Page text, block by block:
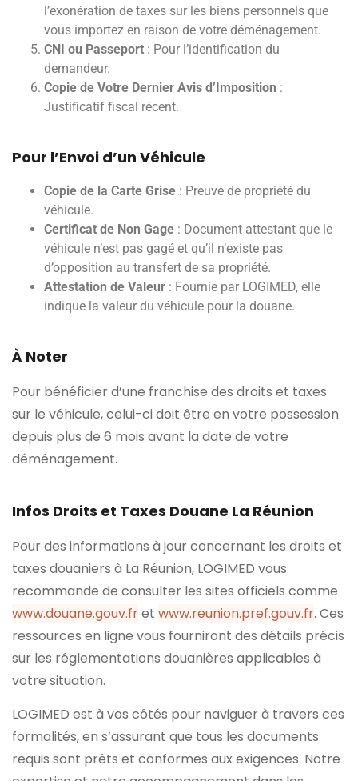
l’exonération de taxes sur les biens personnels que
vous importez en raison de votre déménagement.
CNI ou Passeport : Pour l’identification du
demandeur.
Copie de Votre Dernier Avis d’Imposition :
Justificatif fiscal récent.
Pour l’Envoi d’un Véhicule
Copie de la Carte Grise : Preuve de propriété du
véhicule.
Certificat de Non Gage : Document attestant que le
véhicule n’est pas gagé et qu’il n’existe pas
d’opposition au transfert de sa propriété.
Attestation de Valeur : Fournie par LOGIMED, elle
indique la valeur du véhicule pour la douane.
À Noter
Pour bénéficier d’une franchise des droits et taxes
sur le véhicule, celui-ci doit être en votre possession
depuis plus de 6 mois avant la date de votre
déménagement.
Infos Droits et Taxes Douane La Réunion
Pour des informations à jour concernant les droits et
taxes douaniers à La Réunion, LOGIMED vous
recommande de consulter les sites officiels comme
www.douane.gouv.fret www.reunion.pref.gouv.fr. Ces
ressources en ligne vous fourniront des détails précis
sur les réglementations douanières applicables à
votre situation.
LOGIMED est à vos côtés pour naviguer à travers ces
formalités, en s’assurant que tous les documents
requis sont prêts et conformes aux exigences. Notre